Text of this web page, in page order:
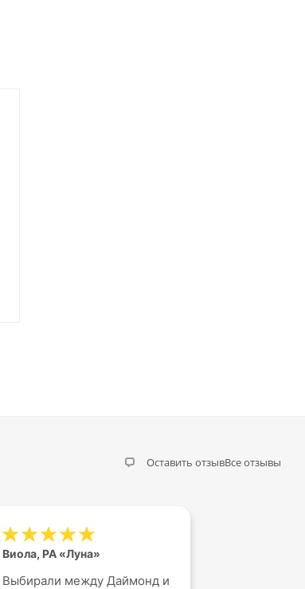
Оставить отзывВсе отзывы
Виола, РА «Луна»
Выбирали между Даймонд и